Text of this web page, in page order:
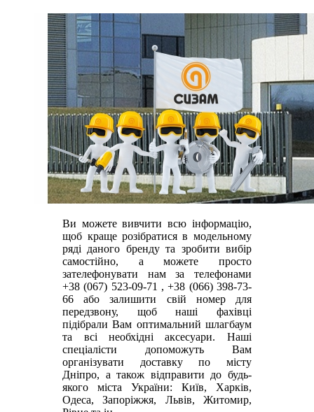
Ви можете вивчити всю інформацію,
щоб краще розібратися в модельному
ряді даного бренду та зробити вибір
самостійно, а можете просто
зателефонувати нам за телефонами
+38 (067) 523-09-71 ,+38 (066) 398-73-
66 або залишити свій номер для
передзвону, щоб наші фахівці
підібрали Вам оптимальний шлагбаум
та всі необхідні аксесуари. Наші
спеціалісти допоможуть Вам
організувати доставку по місту
Дніпро, а також відправити до будь-
якого міста України: Київ, Харків,
Одеса, Запоріжжя, Львів, Житомир,